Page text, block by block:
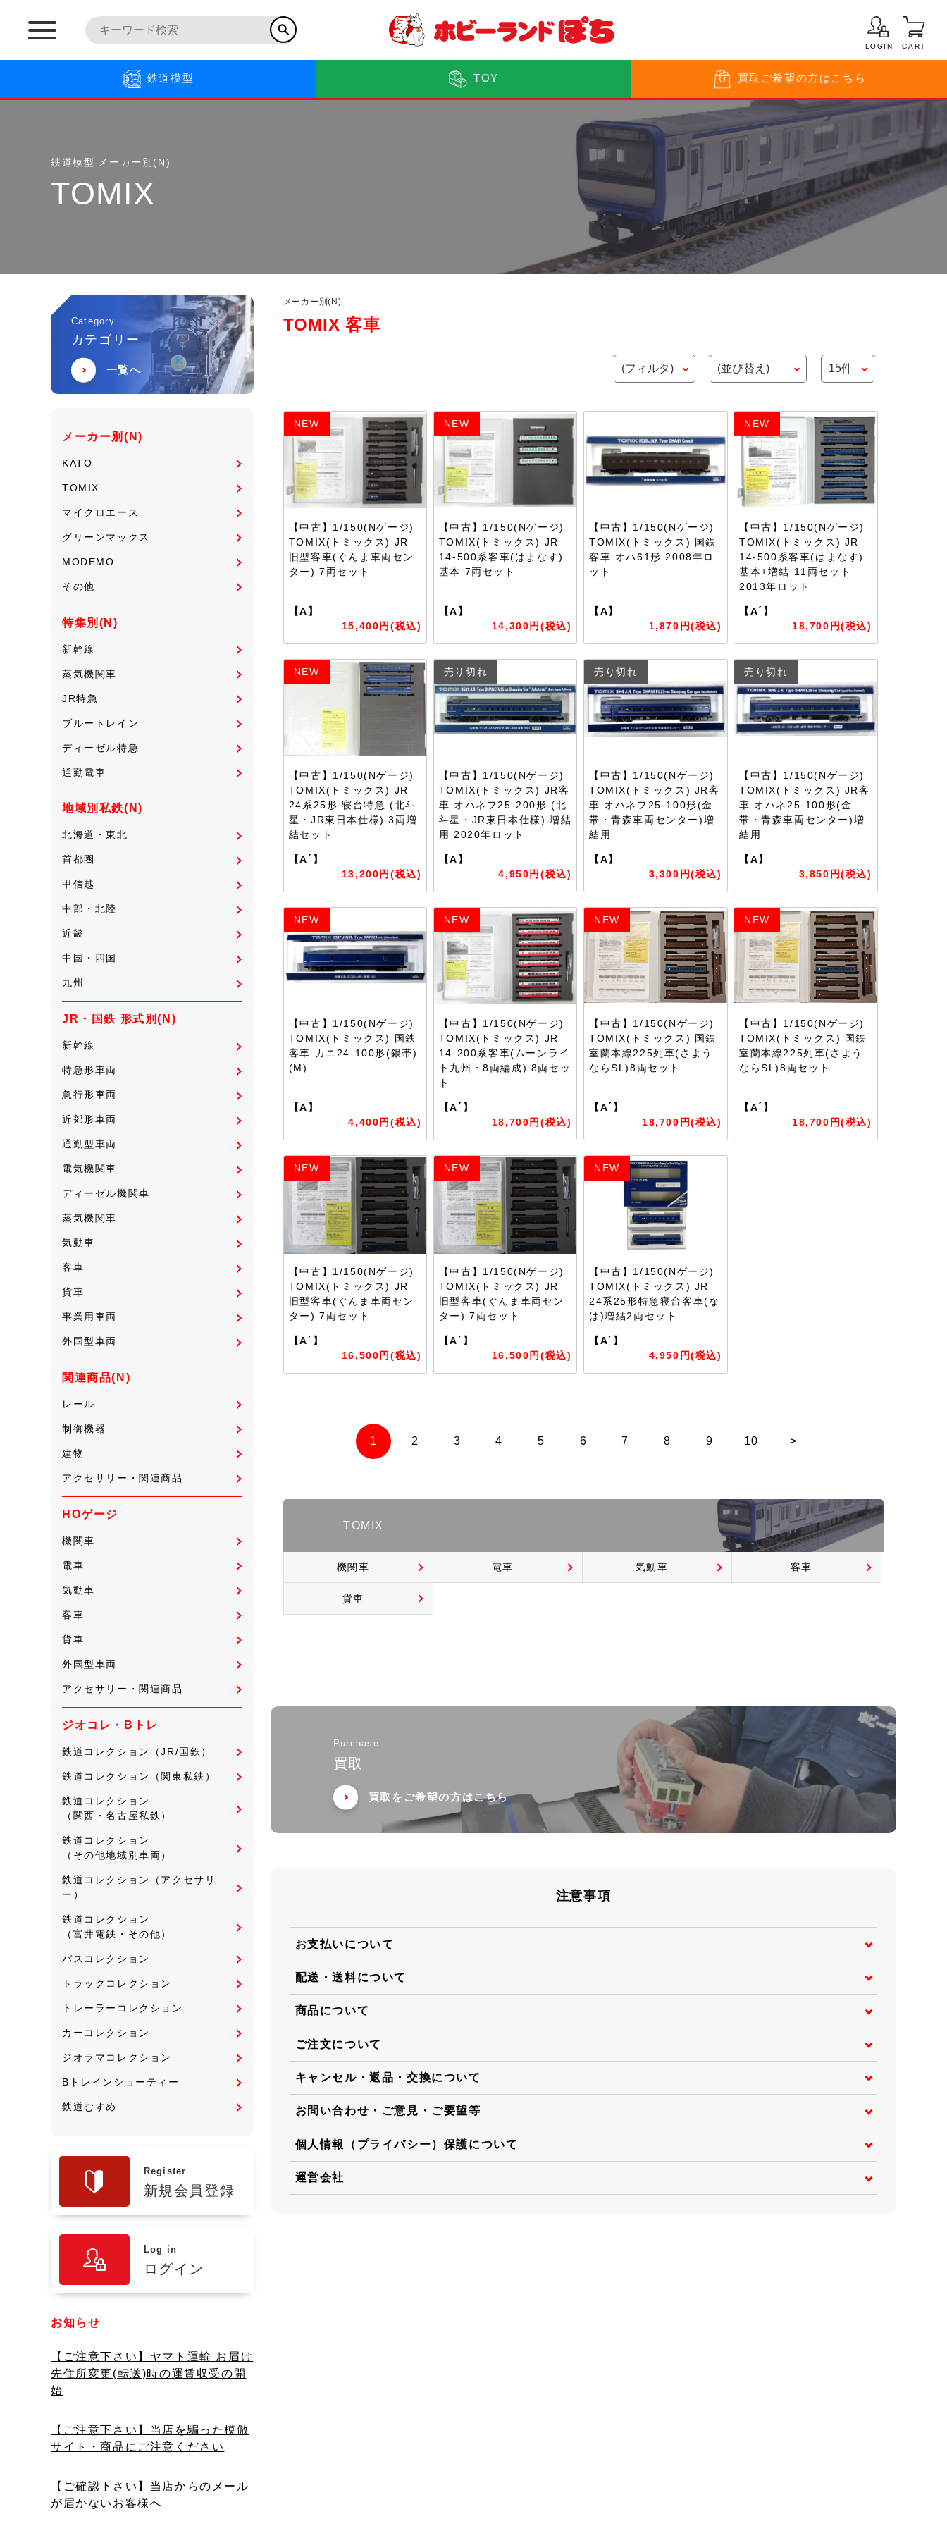
LOGIN CART
鉄道模型 TOY 買取 ご希望の方はこちら
鉄道模型 メーカー別(N)
TOMIX
Category
カテゴリー
一覧へ
メーカー別(N)
KATO
TOMIX
マイクロエース
グリーンマックス
MODEMO
その他
特集別(N)
新幹線
蒸気機関車
JR特急
ブルートレイン
ディーゼル特急
通勤電車
地域別私鉄(N)
北海道・東北
首都圏
甲信越
中部・北陸
近畿
中国・四国
九州
JR・国鉄 形式別(N)
新幹線
特急形車両
急行形車両
近郊形車両
通勤型車両
電気機関車
ディーゼル機関車
蒸気機関車
気動車
客車
貨車
事業用車両
外国型車両
関連商品(N)
レール
制御機器
建物
アクセサリー・関連商品
HOゲージ
機関車
電車
気動車
客車
貨車
外国型車両
アクセサリー・関連商品
ジオコレ・Bトレ
鉄道コレクション（JR/国鉄）
鉄道コレクション（関東私鉄）
鉄道コレクション
（関西・名古屋私鉄）
鉄道コレクション
（その他地域別車両）
鉄道コレクション（アクセサリ
ー）
鉄道コレクション
（富井電鉄・その他）
バスコレクション
トラックコレクション
トレーラーコレクション
カーコレクション
ジオラマコレクション
Bトレインショーティー
鉄道むすめ
Register
新規会員登録
Log in
ログイン
お知らせ
【ご注意下さい】ヤマト運輸 お届け
先住所変更(転送)時の運賃収受の開
始
【ご注意下さい】当店を騙った模倣
サイト・商品にご注意ください
【ご確認下さい】当店からのメール
が届かないお客様へ
メーカー別(N)
TOMIX 客車
NEW
【中古】1/150(Nゲージ)
TOMIX(トミックス) JR
旧型客車(ぐんま車両セン
ター) 7両セット
【A】
15,400円(税込)
NEW
【中古】1/150(Nゲージ)
TOMIX(トミックス) JR
14-500系客車(はまなす)
基本 7両セット
【A】
14,300円(税込)
【中古】1/150(Nゲージ)
TOMIX(トミックス) 国鉄
客車 オハ61形 2008年ロ
ット
【A】
1,870円(税込)
NEW
【中古】1/150(Nゲージ)
TOMIX(トミックス) JR
14-500系客車(はまなす)
基本+増結 11両セット
2013年ロット
【A´】
18,700円(税込)
NEW
【中古】1/150(Nゲージ)
TOMIX(トミックス) JR
24系25形 寝台特急 (北斗
星・JR東日本仕様) 3両増
結セット
【A´】
13,200円(税込)
売り切れ
【中古】1/150(Nゲージ)
TOMIX(トミックス) JR客
車 オハネフ25-200形 (北
斗星・JR東日本仕様) 増結
用 2020年ロット
【A】
4,950円(税込)
売り切れ
【中古】1/150(Nゲージ)
TOMIX(トミックス) JR客
車 オハネフ25-100形(金
帯・青森車両センター)増
結用
【A】
3,300円(税込)
売り切れ
【中古】1/150(Nゲージ)
TOMIX(トミックス) JR客
車 オハネ25-100形(金
帯・青森車両センター)増
結用
【A】
3,850円(税込)
NEW
【中古】1/150(Nゲージ)
TOMIX(トミックス) 国鉄
客車 カニ24-100形(銀帯)
(M)
【A】
4,400円(税込)
NEW
【中古】1/150(Nゲージ)
TOMIX(トミックス) JR
14-200系客車(ムーンライ
ト九州・8両編成) 8両セッ
ト
【A´】
18,700円(税込)
NEW
【中古】1/150(Nゲージ)
TOMIX(トミックス) 国鉄
室蘭本線225列車(さよう
ならSL)8両セット
【A´】
18,700円(税込)
NEW
【中古】1/150(Nゲージ)
TOMIX(トミックス) 国鉄
室蘭本線225列車(さよう
ならSL)8両セット
【A´】
18,700円(税込)
NEW
【中古】1/150(Nゲージ)
TOMIX(トミックス) JR
旧型客車(ぐんま車両セン
ター) 7両セット
【A´】
16,500円(税込)
NEW
【中古】1/150(Nゲージ)
TOMIX(トミックス) JR
旧型客車(ぐんま車両セン
ター) 7両セット
【A´】
16,500円(税込)
NEW
【中古】1/150(Nゲージ)
TOMIX(トミックス) JR
24系25形特急寝台客車(な
は)増結2両セット
【A´】
4,950円(税込)
1 2 3 4 5 6 7 8 9 10 >
TOMIX
機関車 電車 気動車 客車
貨車
Purchase
買取
買取をご希望の方はこちら
注意事項
お支払いについて
配送・送料について
商品について
ご注文について
キャンセル・返品・交換について
お問い合わせ・ご意見・ご要望等
個人情報（プライバシー）保護について
運営会社